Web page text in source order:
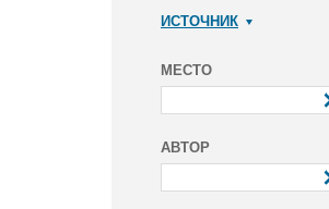
ИСТОЧНИК
МЕСТО
АВТОР